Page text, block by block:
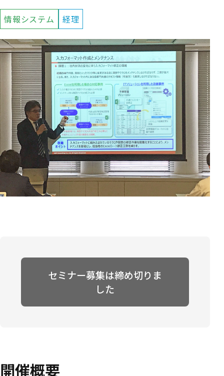
情報システム 経理
セミナー募集は締め切りま
した
開催概要